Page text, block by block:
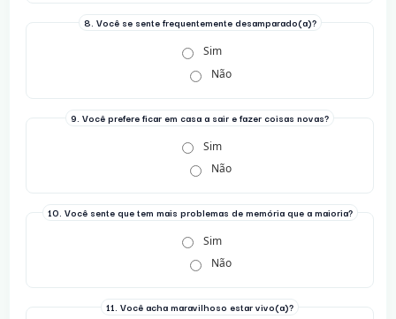
8. Você se sente frequentemente desamparado(a)?
Sim
Não
9. Você prefere ficar em casa a sair e fazer coisas novas?
Sim
Não
10. Você sente que tem mais problemas de memória que a maioria?
Sim
Não
11. Você acha maravilhoso estar vivo(a)?